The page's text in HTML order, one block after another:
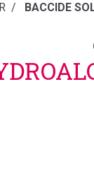
BACCIDE